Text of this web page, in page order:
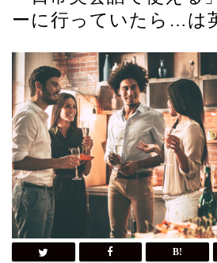
ーに行っていたら…は